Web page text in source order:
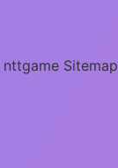
nttgame Sitemap